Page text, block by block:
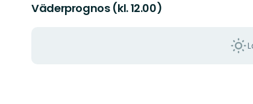
Väderprognos (kl. 12.00)